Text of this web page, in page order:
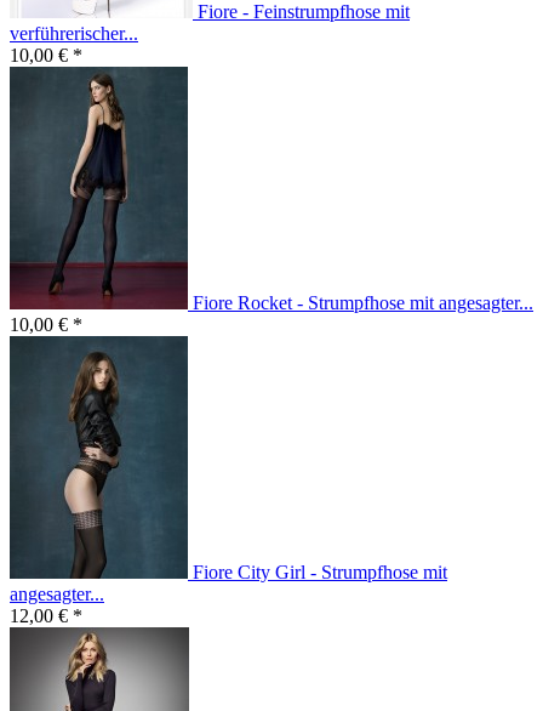
Fiore - Feinstrumpfhose mit
verführerischer...
10,00 € *
Fiore Rocket - Strumpfhose mit angesagter...
10,00 € *
Fiore City Girl - Strumpfhose mit
angesagter...
12,00 € *